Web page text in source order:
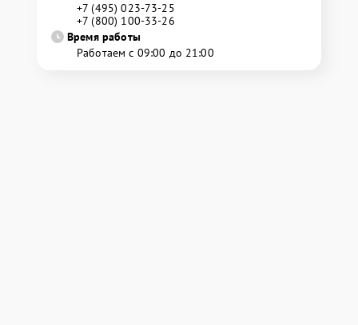
+7 (495) 023-73-25
+7 (800) 100-33-26
Время работы
Работаем с 09:00 до 21:00